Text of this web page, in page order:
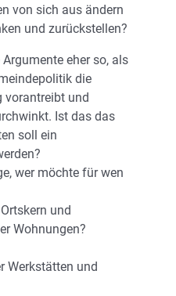
von sich aus ändern
und zurückstellen?
eher so, als
die
vorantreibt und
Ist das das
soll ein
wer möchte für wen
und
Wohnungen?
Werkstätten und